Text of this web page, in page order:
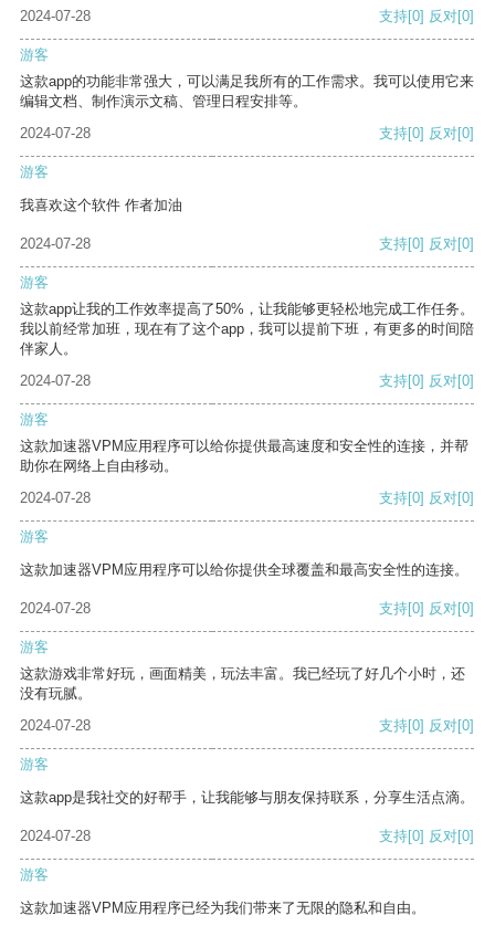
2024-07-28 支持[0] 反对[0]
游客
这款app的功能非常强大，可以满足我所有的工作需求。我可以使用它来
编辑文档、制作演示文稿、管理日程安排等。
2024-07-28
支持[0] 反对[0]
游客
我喜欢这个软件 作者加油
2024-07-28 支持[0] 反对[0]
游客
这款app让我的工作效率提高了50%，让我能够更轻松地完成工作任务。
我以前经常加班，现在有了这个app，我可以提前下班，有更多的时间陪
伴家人。
2024-07-28
支持[0] 反对[0]
游客
这款加速器VPM应用程序可以给你提供最高速度和安全性的连接，并帮
助你在网络上自由移动。
2024-07-28
支持[0] 反对[0]
游客
这款加速器VPM应用程序可以给你提供全球覆盖和最高安全性的连接。
2024-07-28 支持[0] 反对[0]
游客
这款游戏非常好玩，画面精美，玩法丰富。我已经玩了好几个小时，还
没有玩腻。
2024-07-28
支持[0] 反对[0]
游客
这款app是我社交的好帮手，让我能够与朋友保持联系，分享生活点滴。
2024-07-28 支持[0] 反对[0]
游客
这款加速器VPM应用程序已经为我们带来了无限的隐私和自由。